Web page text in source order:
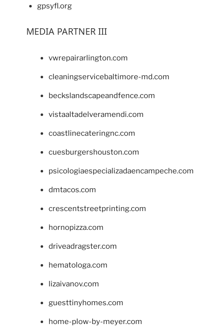
gpsyfl.org
MEDIA PARTNER III
vwrepairarlington.com
cleaningservicebaltimore-md.com
beckslandscapeandfence.com
vistaaltadelveramendi.com
coastlinecateringnc.com
cuesburgershouston.com
psicologiaespecializadaencampeche.com
dmtacos.com
crescentstreetprinting.com
hornopizza.com
driveadragster.com
hematologa.com
lizaivanov.com
guesttinyhomes.com
home-plow-by-meyer.com